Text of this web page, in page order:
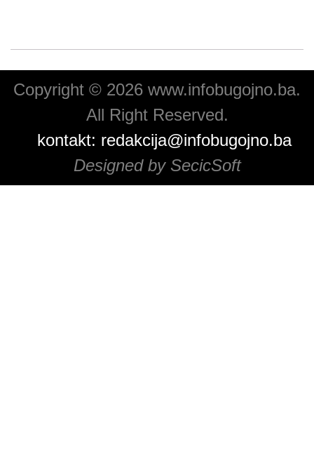
Copyright © 2026 www.infobugojno.ba.
All Right Reserved.
kontakt: redakcija@infobugojno.ba
Designed by SecicSoft